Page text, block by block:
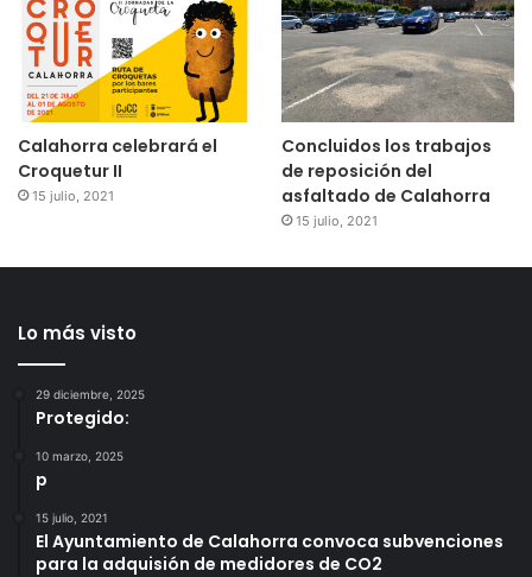
Calahorra celebrará el
Croquetur II
15 julio, 2021
Concluidos los trabajos
de reposición del
asfaltado de Calahorra
15 julio, 2021
Lo más visto
29 diciembre, 2025
Protegido:
10 marzo, 2025
p
15 julio, 2021
El Ayuntamiento de Calahorra convoca subvenciones
para la adquisión de medidores de CO2